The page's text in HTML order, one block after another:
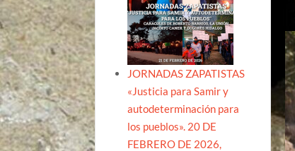
JORNADAS ZAPATISTAS
«Justicia para Samir y
autodeterminación para
los pueblos». 20 DE
FEBRERO DE 2026,